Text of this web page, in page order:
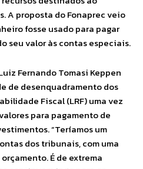
A proposta do Fonaprec veio
fosse usado para pagar
seu valor às contas especiais.
Fernando Tomasi Keppen
de desenquadramento dos
Fiscal (LRF) uma vez
para pagamento de
“Teríamos um
dos tribunais, com uma
É de extrema